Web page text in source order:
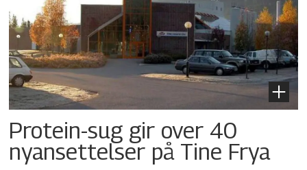
Protein-sug gir over 40
nyansettelser på Tine Frya